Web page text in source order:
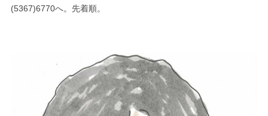
(5367)6770へ。先着順。